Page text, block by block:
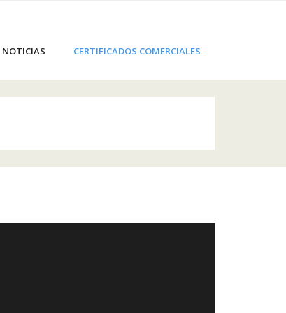
NOTICIAS CERTIFICADOS COMERCIALES